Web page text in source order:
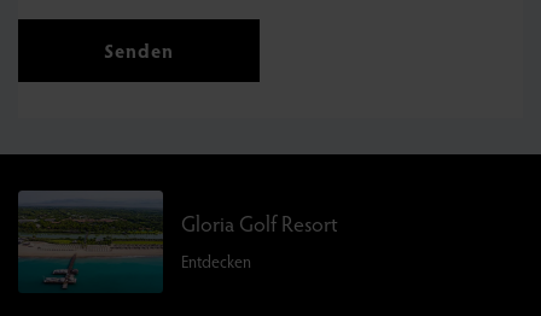
Senden
Gloria Golf Resort
Entdecken